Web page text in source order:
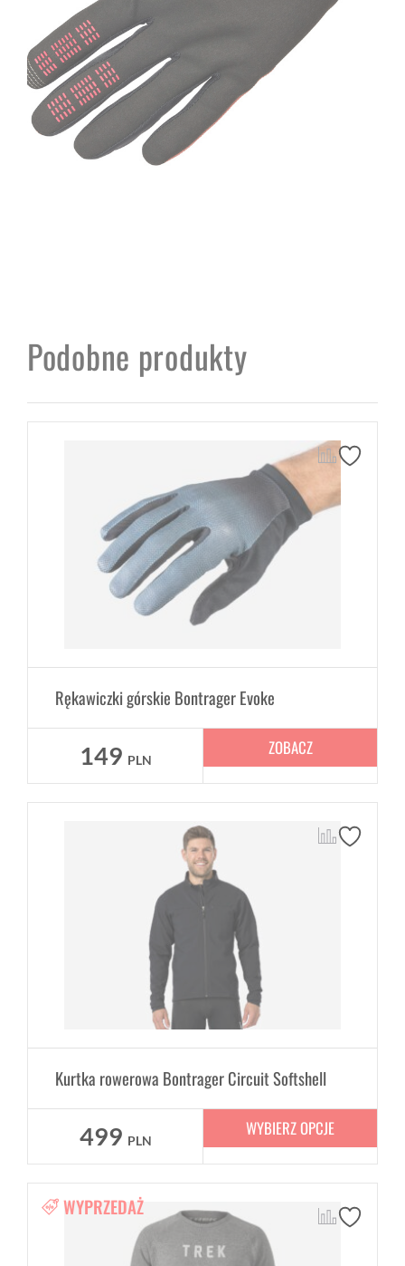
Podobne produkty
Rękawiczki górskie Bontrager Evoke
149 PLN
ZOBACZ
Kurtka rowerowa Bontrager Circuit Softshell
499 PLN
WYBIERZ OPCJE
WYPRZEDAŻ